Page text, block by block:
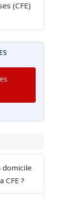
(CFE)
CFE ?